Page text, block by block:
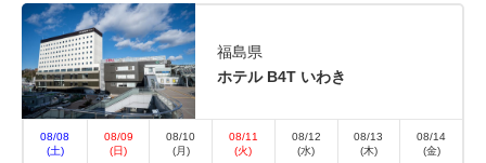
福島県
ホテル B4T いわき
08/08
(土)
08/09
(日)
08/10
(月)
08/11
(火)
08/12
(水)
08/13
(木)
08/14
(金)